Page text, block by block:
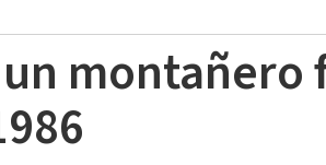
montañero